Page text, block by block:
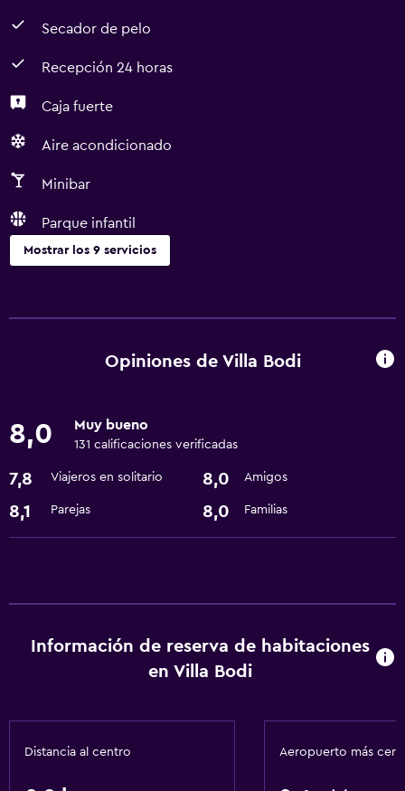
Secador de pelo
Recepción 24 horas
Caja fuerte
Aire acondicionado
Minibar
Parque infantil
Mostrar los 9 servicios
Servicio de habitaciones
Wifi gratis
Sistema de entretenimiento
TV por cable o vía satélite
Salud y seguridad
Opiniones de Villa Bodi
8,0 Muy bueno
131 calificaciones verificadas
7,8 Viajeros en solitario 8,0 Amigos
8,1 Parejas 8,0 Familias
Información de reserva de habitaciones
en Villa Bodi
Distancia al centro Aeropuerto más